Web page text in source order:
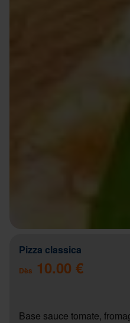
Pizza classica
Dès 10.00 €
Base sauce tomate,